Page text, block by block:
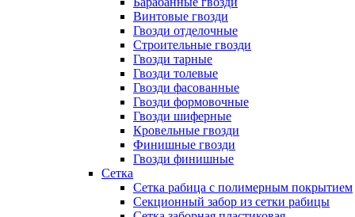
Винтовые гвозди
Гвозди отделочные
Строительные гвозди
Гвозди тарные
Гвозди толевые
Гвозди фасованные
Гвозди формовочные
Гвозди шиферные
Кровельные гвозди
Финишные гвозди
Гвозди финишные
Сетка
Сетка рабица с полимерным покрытием
Секционный забор из сетки рабицы